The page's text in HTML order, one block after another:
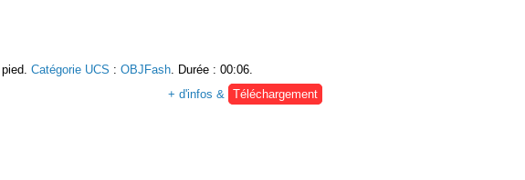
Catégorie UCS : OBJFash. Durée : 00:06.
+ d'infos & Téléchargement